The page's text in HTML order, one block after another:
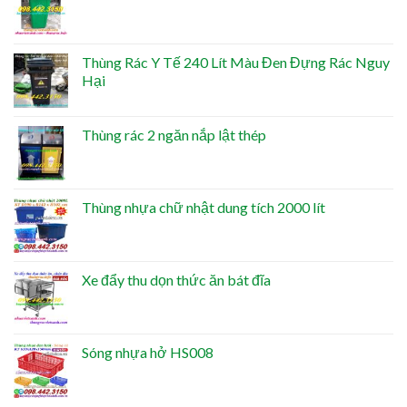
Thùng Rác Y Tế 240 Lít Màu Đen Đựng Rác Nguy
Hại
Thùng rác 2 ngăn nắp lật thép
Thùng nhựa chữ nhật dung tích 2000 lít
Xe đẩy thu dọn thức ăn bát đĩa
Sóng nhựa hở HS008